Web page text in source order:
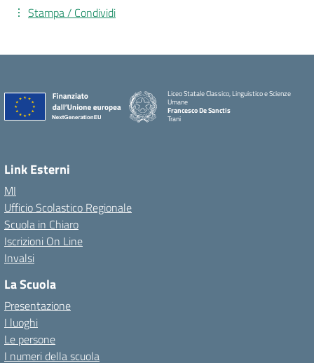
Stampa / Condividi
Liceo Statale Classico, Linguistico e Scienze
Umane
Francesco De Sanctis
Trani
Link Esterni
MI
Ufficio Scolastico Regionale
Scuola in Chiaro
Iscrizioni On Line
Invalsi
La Scuola
Presentazione
I luoghi
Le persone
I numeri della scuola